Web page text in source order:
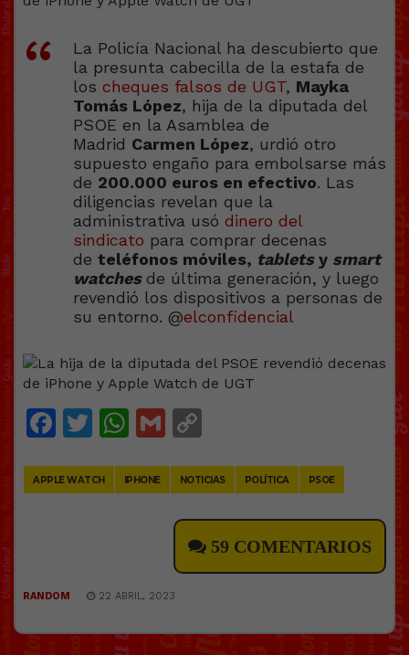
La Policía Nacional ha descubierto que
la presunta cabecilla de la estafa de
los cheques falsos de UGT, Mayka
Tomás López, hija de la diputada del
PSOE en la Asamblea de
Madrid Carmen López, urdió otro
supuesto engaño para embolsarse más
de 200.000 euros en efectivo. Las
diligencias revelan que la
administrativa usó dinero del
sindicato para comprar decenas
de teléfonos móviles, tabletsy smart
watchesde última generación, y luego
revendió los dispositivos a personas de
su entorno. @elconfidencial
Facebook
Twitter
WhatsApp
Gmail
APPLE WATCH IPHONE NOTICIAS POLÍTICA PSOE
59 COMENTARIOS
RANDOM 22 ABRIL, 2023